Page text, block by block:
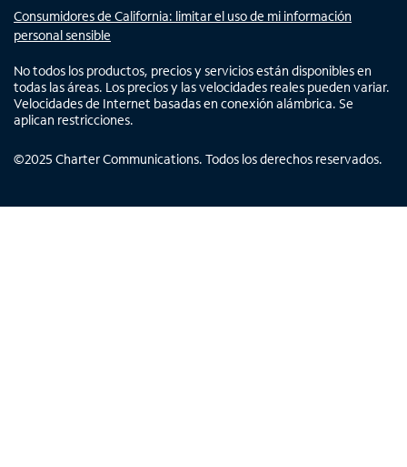
Consumidores de California: limitar el uso de mi información
personal sensible
No todos los productos, precios y servicios están disponibles en
todas las áreas. Los precios y las velocidades reales pueden variar.
Velocidades de Internet basadas en conexión alámbrica. Se
aplican restricciones.
©2025 Charter Communications. Todos los derechos reservados.